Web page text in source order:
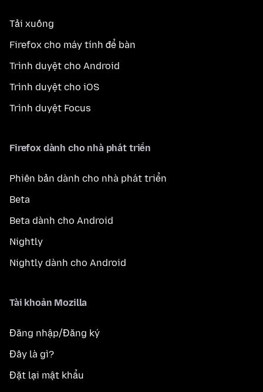
Tải xuống
Firefox cho máy tính để bàn
Trình duyệt cho Android
Trình duyệt cho iOS
Trình duyệt Focus
Firefox dành cho nhà phát triển
Phiên bản dành cho nhà phát triển
Beta
Beta dành cho Android
Nightly
Nightly dành cho Android
Tài khoản Mozilla
Đăng nhập/Đăng ký
Đây là gì?
Đặt lại mật khẩu